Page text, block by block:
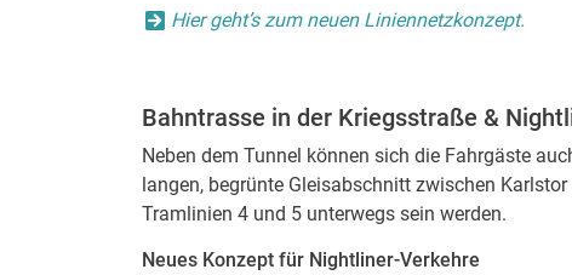
Hier geht’s zum neuen Liniennetzkonzept.
Bahntrasse in der Kriegsstraße &
Neben dem Tunnel können sich die Fahrgäste
langen, begrünte Gleisabschnitt zwischen
Tramlinien 4 und 5 unterwegs sein werden.
Neues Konzept für Nightliner-Verkehre